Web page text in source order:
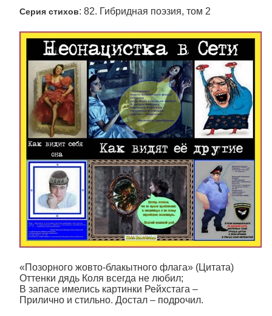
Серия стихов: 82. Гибридная поэзия, том 2
«Позорного жовто-блакытного флага» (Цитата)
Оттенки дядь Коля всегда не любил;
В запасе имелись картинки Рейхстага –
Прилично и стильно. Достал – подрочил.